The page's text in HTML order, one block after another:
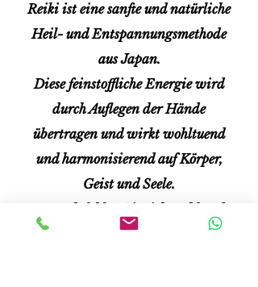
Reiki ist eine sanfte und natürliche
Heil- und Entspannungsmethode
aus Japan.
Diese feinstoffliche Energie wird
durch Auflegen der Hände
übertragen und wirkt wohltuend
und harmonisierend auf Körper,
Geist und Seele.
gestärkt,